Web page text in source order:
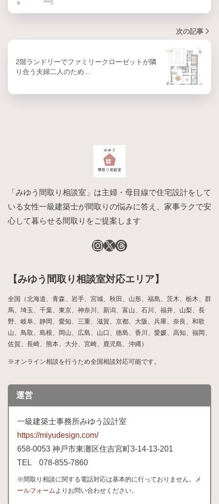
次の記事
2階ランドリーでファミリークローゼットが隣
り合う夫婦二人のため…
「みゆう間取り相談室」は主婦・母目線で住宅設計をして
いる女性一級建築士が間取りの悩みに答え、家事ラクで安
心して暮らせる間取りをご提案します
【みゆう間取り相談室対応エリア】
全国（北海道、青森、岩手、宮城、秋田、山形、福島、茨木、栃木、群
馬、埼玉、千葉、東京、神奈川、新潟、富山、石川、福井、山梨、長
野、岐阜、静岡、愛知、三重、滋賀、京都、大阪、兵庫、奈良、和歌
山、鳥取、島根、岡山、広島、山口、徳島、香川、愛媛、高知、福岡、
佐賀、長崎、熊本、大分、宮崎、鹿児島、沖縄）
※オンライン相談を行うため全国相談対応可能です。
運営
一級建築士事務所みゆう設計室
https://miyudesign.com/
658-0053 神戸市東灘区住吉宮町3-14-13-201
TEL 078-855-7860
※間取り相談に関する電話対応は基本的に行っておりません。
メ
ールフォームよりお問い合わせください。